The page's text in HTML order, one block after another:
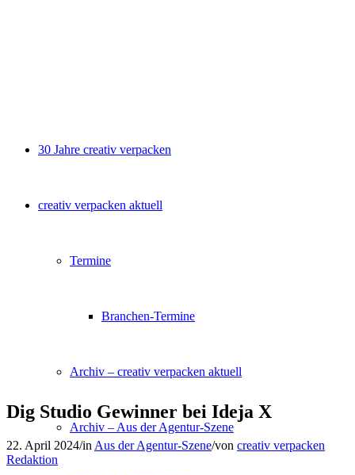
30 Jahre creativ verpacken
creativ verpacken aktuell
Termine
Branchen-Termine
Archiv – creativ verpacken aktuell
Archiv – Aus der Agentur-Szene
Dig Studio Gewinner bei Ideja X
22. April 2024/in Aus der Agentur-Szene/von creativ verpacken
Redaktion